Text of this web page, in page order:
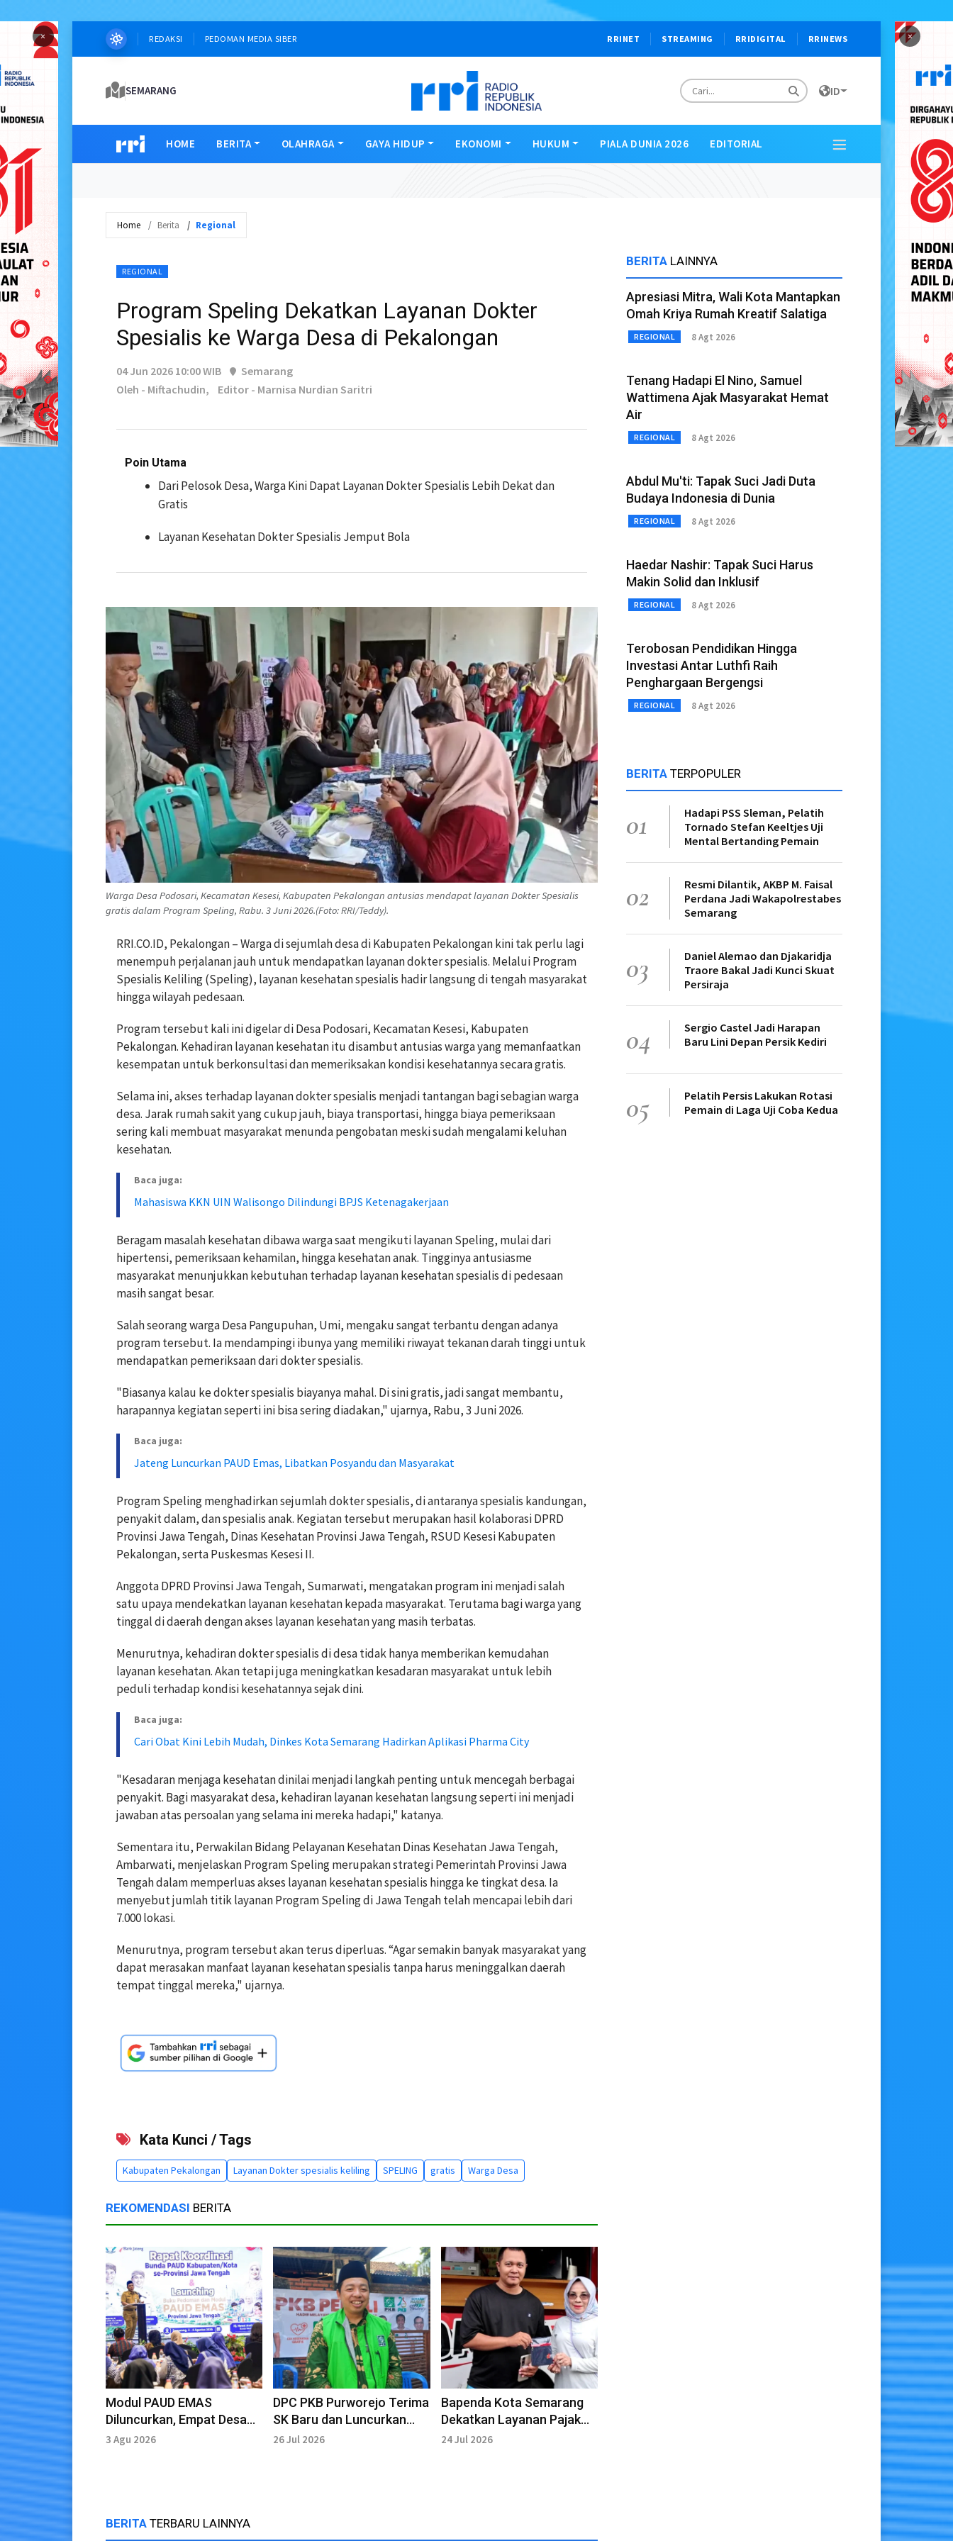
× ×
REDAKSI PEDOMAN MEDIA SIBER RRINET STREAMING RRIDIGITAL RRINEWS
SEMARANG ID
HOME BERITA OLAHRAGA GAYA HIDUP EKONOMI HUKUM PIALA DUNIA 2026 EDITORIAL
Home Berita Regional
REGIONAL
Program Speling Dekatkan Layanan Dokter
Spesialis ke Warga Desa di Pekalongan
04 Jun 2026 10:00 WIB
Semarang
Oleh - Miftachudin,
Editor - Marnisa Nurdian Saritri
Poin Utama
Dari Pelosok Desa, Warga Kini Dapat Layanan Dokter Spesialis Lebih Dekat dan
Gratis
Layanan Kesehatan Dokter Spesialis Jemput Bola
Warga Desa Podosari, Kecamatan Kesesi, Kabupaten Pekalongan antusias mendapat layanan Dokter Spesialis
gratis dalam Program Speling, Rabu. 3 Juni 2026.(Foto: RRI/Teddy).
RRI.CO.ID, Pekalongan – Warga di sejumlah desa di Kabupaten Pekalongan kini tak perlu lagi
menempuh perjalanan jauh untuk mendapatkan layanan dokter spesialis. Melalui Program
Spesialis Keliling (Speling), layanan kesehatan spesialis hadir langsung di tengah masyarakat
hingga wilayah pedesaan.
Program tersebut kali ini digelar di Desa Podosari, Kecamatan Kesesi, Kabupaten
Pekalongan. Kehadiran layanan kesehatan itu disambut antusias warga yang memanfaatkan
kesempatan untuk berkonsultasi dan memeriksakan kondisi kesehatannya secara gratis.
Selama ini, akses terhadap layanan dokter spesialis menjadi tantangan bagi sebagian warga
desa. Jarak rumah sakit yang cukup jauh, biaya transportasi, hingga biaya pemeriksaan
sering kali membuat masyarakat menunda pengobatan meski sudah mengalami keluhan
kesehatan.
Baca juga:
Mahasiswa KKN UIN Walisongo Dilindungi BPJS Ketenagakerjaan
Beragam masalah kesehatan dibawa warga saat mengikuti layanan Speling, mulai dari
hipertensi, pemeriksaan kehamilan, hingga kesehatan anak. Tingginya antusiasme
masyarakat menunjukkan kebutuhan terhadap layanan kesehatan spesialis di pedesaan
masih sangat besar.
Salah seorang warga Desa Pangupuhan, Umi, mengaku sangat terbantu dengan adanya
program tersebut. Ia mendampingi ibunya yang memiliki riwayat tekanan darah tinggi untuk
mendapatkan pemeriksaan dari dokter spesialis.
"Biasanya kalau ke dokter spesialis biayanya mahal. Di sini gratis, jadi sangat membantu,
harapannya kegiatan seperti ini bisa sering diadakan," ujarnya, Rabu, 3 Juni 2026.
Baca juga:
Jateng Luncurkan PAUD Emas, Libatkan Posyandu dan Masyarakat
Program Speling menghadirkan sejumlah dokter spesialis, di antaranya spesialis kandungan,
penyakit dalam, dan spesialis anak. Kegiatan tersebut merupakan hasil kolaborasi DPRD
Provinsi Jawa Tengah, Dinas Kesehatan Provinsi Jawa Tengah, RSUD Kesesi Kabupaten
Pekalongan, serta Puskesmas Kesesi II.
Anggota DPRD Provinsi Jawa Tengah, Sumarwati, mengatakan program ini menjadi salah
satu upaya mendekatkan layanan kesehatan kepada masyarakat. Terutama bagi warga yang
tinggal di daerah dengan akses layanan kesehatan yang masih terbatas.
Menurutnya, kehadiran dokter spesialis di desa tidak hanya memberikan kemudahan
layanan kesehatan. Akan tetapi juga meningkatkan kesadaran masyarakat untuk lebih
peduli terhadap kondisi kesehatannya sejak dini.
Baca juga:
Cari Obat Kini Lebih Mudah, Dinkes Kota Semarang Hadirkan Aplikasi Pharma City
"Kesadaran menjaga kesehatan dinilai menjadi langkah penting untuk mencegah berbagai
penyakit. Bagi masyarakat desa, kehadiran layanan kesehatan langsung seperti ini menjadi
jawaban atas persoalan yang selama ini mereka hadapi," katanya.
Sementara itu, Perwakilan Bidang Pelayanan Kesehatan Dinas Kesehatan Jawa Tengah,
Ambarwati, menjelaskan Program Speling merupakan strategi Pemerintah Provinsi Jawa
Tengah dalam memperluas akses layanan kesehatan spesialis hingga ke tingkat desa. Ia
menyebut jumlah titik layanan Program Speling di Jawa Tengah telah mencapai lebih dari
7.000 lokasi.
Menurutnya, program tersebut akan terus diperluas. “Agar semakin banyak masyarakat yang
dapat merasakan manfaat layanan kesehatan spesialis tanpa harus meninggalkan daerah
tempat tinggal mereka," ujarnya.
Kata Kunci / Tags
Kabupaten Pekalongan Layanan Dokter spesialis keliling SPELING gratis Warga Desa
REKOMENDASI BERITA
Modul PAUD EMAS
Diluncurkan, Empat Desa
Jadi Percontohan di
3 Agu 2026
DPC PKB Purworejo Terima
SK Baru dan Luncurkan
Program SEMAR di Harlah
26 Jul 2026
Bapenda Kota Semarang
Dekatkan Layanan Pajak
lewat Pakde Semar Jalan-
24 Jul 2026
BERITA TERBARU LAINNYA
BERITA LAINNYA
Apresiasi Mitra, Wali Kota Mantapkan
Omah Kriya Rumah Kreatif Salatiga
REGIONAL 8 Agt 2026
Tenang Hadapi El Nino, Samuel
Wattimena Ajak Masyarakat Hemat
Air
REGIONAL 8 Agt 2026
Abdul Mu'ti: Tapak Suci Jadi Duta
Budaya Indonesia di Dunia
REGIONAL 8 Agt 2026
Haedar Nashir: Tapak Suci Harus
Makin Solid dan Inklusif
REGIONAL 8 Agt 2026
Terobosan Pendidikan Hingga
Investasi Antar Luthfi Raih
Penghargaan Bergengsi
REGIONAL 8 Agt 2026
BERITA TERPOPULER
01
Hadapi PSS Sleman, Pelatih
Tornado Stefan Keeltjes Uji
Mental Bertanding Pemain
02
Resmi Dilantik, AKBP M. Faisal
Perdana Jadi Wakapolrestabes
Semarang
03
Daniel Alemao dan Djakaridja
Traore Bakal Jadi Kunci Skuat
Persiraja
04
Sergio Castel Jadi Harapan
Baru Lini Depan Persik Kediri
05
Pelatih Persis Lakukan Rotasi
Pemain di Laga Uji Coba Kedua